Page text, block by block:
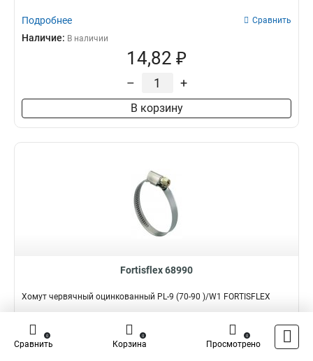
Подробнее Сравнить
Наличие: В наличии
14,82 ₽
– +
В корзину
Fortisflex 68990
Хомут червячный оцинкованный PL-9 (70-90 )/W1 FORTISFLEX
Подробнее Сравнить
Наличие:
Сравнить
0
Корзина
0
Просмотрено
0